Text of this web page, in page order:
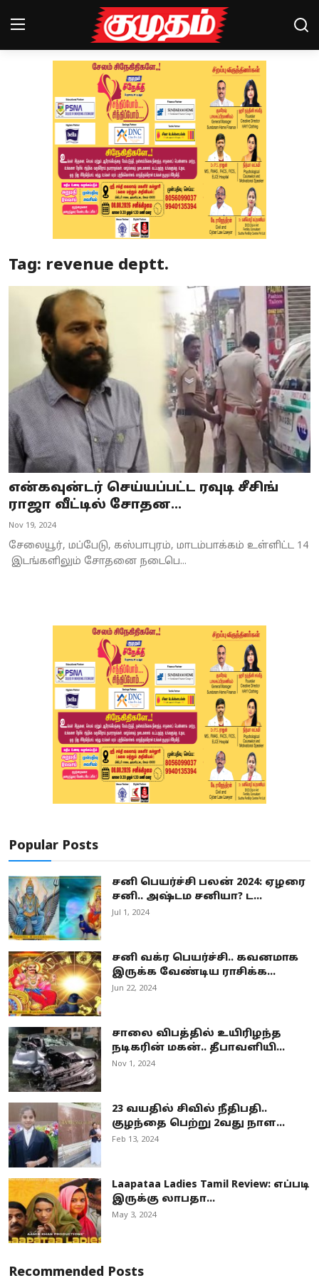
Magazines
Special Story
Business
Crime
Tamilnadu
National
World
Astrology
Spirituality
Weather
Tag: revenue deptt.
என்கவுன்டர் செய்யப்பட்ட ரவுடி சீசிங்
ராஜா வீட்டில் சோதன...
Nov 19, 2024
சேலையூர், மப்பேடு, கஸ்பாபுரம், மாடம்பாக்கம் உள்ளிட்ட 14
இடங்களிலும் சோதனை நடைபெ...
Popular Posts
சனி பெயர்ச்சி பலன் 2024: ஏழரை
சனி.. அஷ்டம சனியா? ட...
Jul 1, 2024
சனி வக்ர பெயர்ச்சி.. கவனமாக
இருக்க வேண்டிய ராசிக்க...
Jun 22, 2024
சாலை விபத்தில் உயிரிழந்த
நடிகரின் மகன்.. தீபாவளியி...
Nov 1, 2024
23 வயதில் சிவில் நீதிபதி..
குழந்தை பெற்று 2வது நாள...
Feb 13, 2024
Laapataa Ladies Tamil Review: எப்படி
இருக்கு லாபதா...
May 3, 2024
Recommended Posts